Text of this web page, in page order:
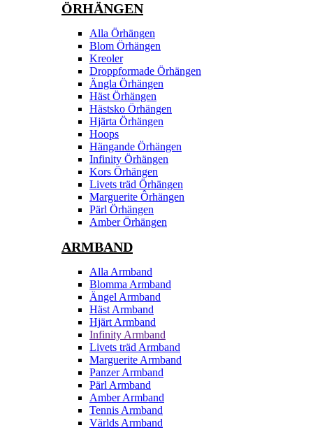
ÖRHÄNGEN
Alla Örhängen
Blom Örhängen
Kreoler
Droppformade Örhängen
Ängla Örhängen
Häst Örhängen
Hästsko Örhängen
Hjärta Örhängen
Hoops
Hängande Örhängen
Infinity Örhängen
Kors Örhängen
Livets träd Örhängen
Marguerite Ôrhängen
Pärl Örhängen
Amber Örhängen
ARMBAND
Alla Armband
Blomma Armband
Ängel Armband
Häst Armband
Hjärt Armband
Infinity Armband
Livets träd Armband
Marguerite Armband
Panzer Armband
Pärl Armband
Amber Armband
Tennis Armband
Världs Armband